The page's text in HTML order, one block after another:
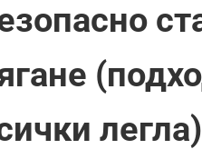
легла)